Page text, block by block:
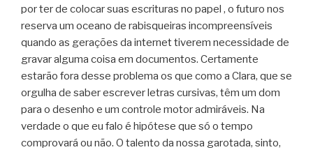
por ter de colocar suas escrituras no papel , o futuro nos
reserva um oceano de rabisqueiras incompreensíveis
quando as gerações da internet tiverem necessidade de
gravar alguma coisa em documentos. Certamente
estarão fora desse problema os que como a Clara, que se
orgulha de saber escrever letras cursivas, têm um dom
para o desenho e um controle motor admiráveis. Na
verdade o que eu falo é hipótese que só o tempo
comprovará ou não. O talento da nossa garotada, sinto,